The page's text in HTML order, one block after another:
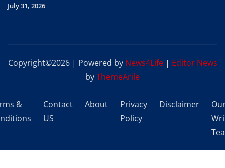
July 31, 2026
Copyright©2026 | Powered by News4Life | Editor News
byThemeArile
&
Contact
US
About
Privacy
Policy
Disclaimer